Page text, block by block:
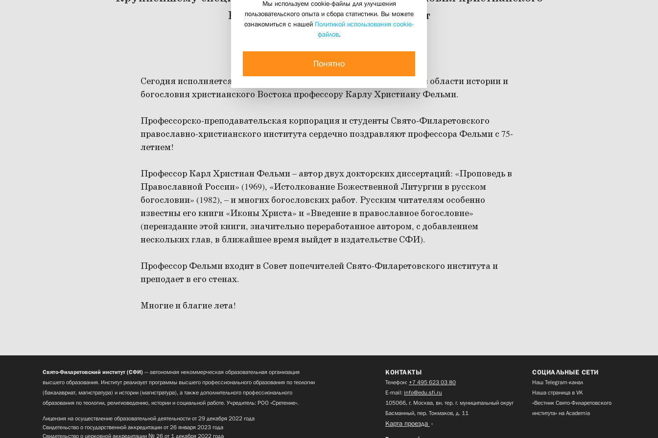
Востока исполняется сегодня 75 лет
13 февраля 2013
Сегодня исполняется 75 лет одному из крупнейших специалистов в области истории и
богословия христианского Востока профессору Карлу Христиану Фельми.
Профессорско-преподавательская корпорация и студенты Свято-Филаретовского
православно-христианского института сердечно поздравляют профессора Фельми с 75-
летием!
Профессор Карл Христиан Фельми – автор двух докторских диссертаций: «Проповедь в
Православной России» (1969), «Истолкование Божественной Литургии в русском
богословии» (1982), – и многих богословских работ. Русским читателям особенно
известны его книги «Иконы Христа» и «Введение в православное богословие»
(переиздание этой книги, значительно переработанное автором, с добавлением
нескольких глав, в ближайшее время выйдет в издательстве СФИ).
Профессор Фельми входит в Совет попечителей Свято-Филаретовского института и
преподает в его стенах.
Многие и благие лета!
Мы используем cookie-файлы для улучшения
пользовательского опыта и сбора статистики. Вы можете
ознакомиться с нашей Политикой использования cookie-
файлов.
Понятно
Свято-Филаретовский институт (СФИ) — автономная некоммерческая образовательная организация
высшего образования. Институт реализует программы высшего профессионального образования по теологии
(бакалавриат, магистратура) и истории (магистратура), а также дополнительного профессионального
образования по теологии, религиоведению, истории и социальной работе. Учредитель: РОО «Сретение».
Лицензия на осуществление образовательной деятельности от 29 декабря 2022 года
Свидетельство о государственной аккредитации от 26 января 2023 года
Свидетельство о церковной аккредитации № 26 от 1 декабря 2022 года
КОНТАКТЫ
Телефон: +7 495 623 03 80
E-mail: info@edu.sfi.ru
105066, г. Москва, вн. тер. г. муниципальный округ
Басманный, пер. Токмаков, д. 11
Карта проезда
СОЦИАЛЬНЫЕ СЕТИ
Наш Telegram-канал
Наша страница в VK
«Вестник Свято-Филаретовского
института» на Academia